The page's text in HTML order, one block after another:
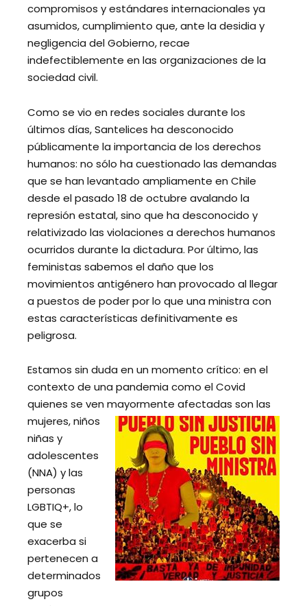
compromisos y estándares internacionales ya
asumidos, cumplimiento que, ante la desidia y
negligencia del Gobierno, recae
indefectiblemente en las organizaciones de la
sociedad civil.
Como se vio en redes sociales durante los
últimos días, Santelices ha desconocido
públicamente la importancia de los derechos
humanos: no sólo ha cuestionado las demandas
que se han levantado ampliamente en Chile
desde el pasado 18 de octubre avalando la
represión estatal, sino que ha desconocido y
relativizado las violaciones a derechos humanos
ocurridos durante la dictadura. Por último, las
feministas sabemos el daño que los
movimientos antigénero han provocado al llegar
a puestos de poder por lo que una ministra con
estas características definitivamente es
peligrosa.
Estamos sin duda en un momento crítico: en el
contexto de una pandemia como el Covid
quienes se ven mayormente afectadas son las
mujeres, niños
niñas y
adolescentes
(NNA) y las
personas
LGBTIQ+, lo
que se
exacerba si
pertenecen a
determinados
grupos